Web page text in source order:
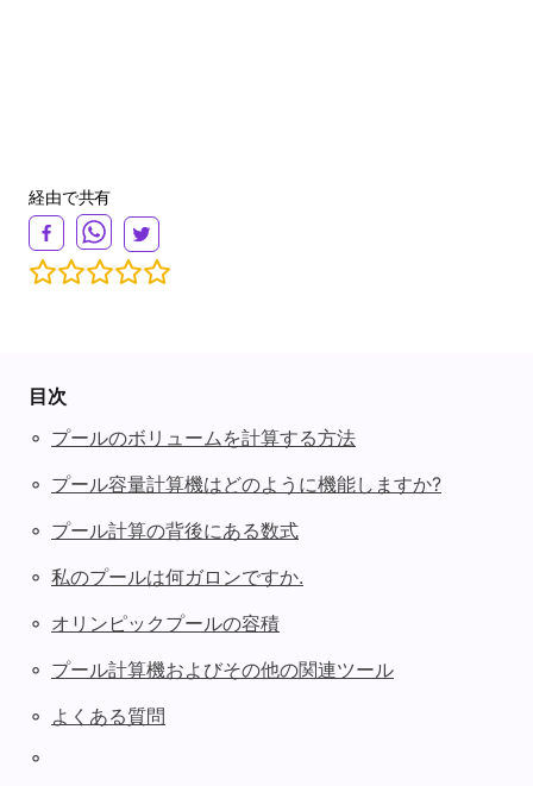
経由で共有
目次
◦ プールのボリュームを計算する方法
◦ プール容量計算機はどのように機能しますか?
◦ プール計算の背後にある数式
◦ 私のプールは何ガロンですか.
◦ オリンピックプールの容積
◦ プール計算機およびその他の関連ツール
◦ よくある質問
◦